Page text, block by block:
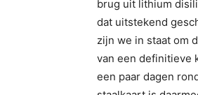
brug uit lithium
dat uitstekend
zijn we in staat om
van een definitieve
een paar dagen